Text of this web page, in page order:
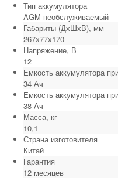
Тип аккумулятора
AGM необслуживаемый
Габариты (ДхШхВ), мм
267х77х170
Напряжение, В
12
Емкость аккумулятора
34 Ач
Емкость аккумулятора
38 Ач
Масса, кг
10,1
Страна изготовителя
Китай
Гарантия
12 месяцев